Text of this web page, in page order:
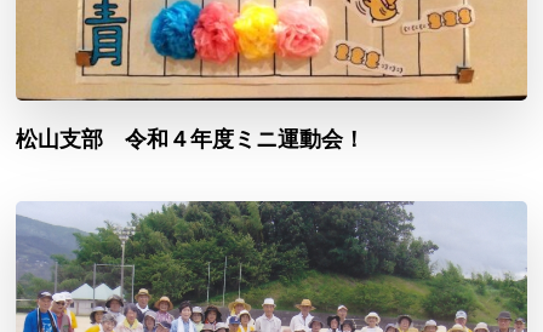
松山支部 令和４年度ミニ運動会！